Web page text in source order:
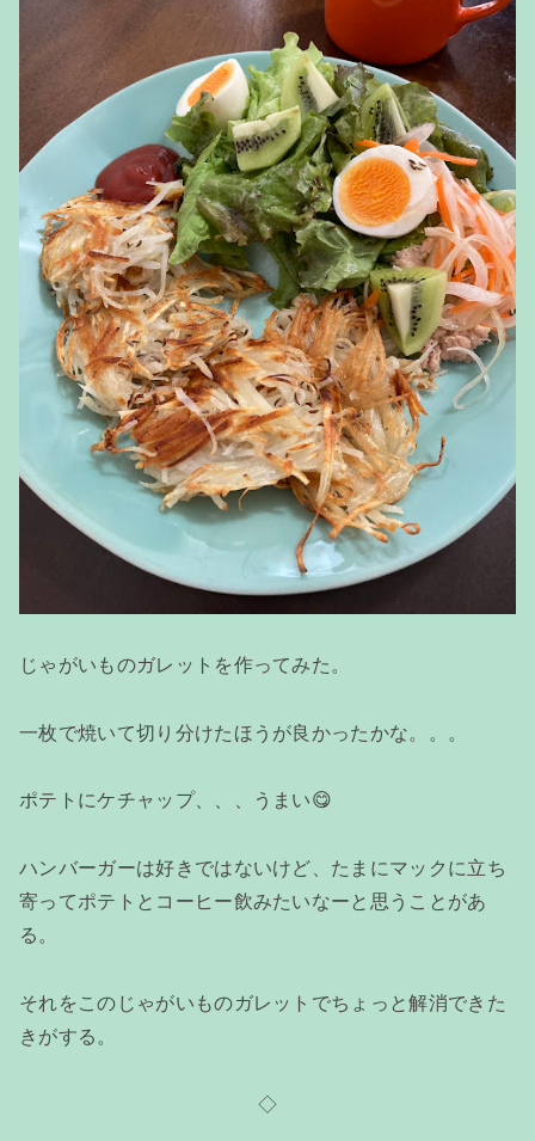
じゃがいものガレットを作ってみた。
一枚で焼いて切り分けたほうが良かったかな。。。
ポテトにケチャップ、、、うまい😋
ハンバーガーは好きではないけど、たまにマックに立ち
寄ってポテトとコーヒー飲みたいなーと思うことがあ
る。
それをこのじゃがいものガレットでちょっと解消できた
きがする。
◇